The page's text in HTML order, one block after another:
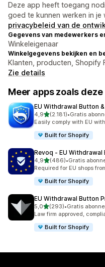
Deze app heeft toegang
goed te kunnen werken in je
privacybeleid van de
Gegevens van medewerkers
Winkeleigenaar
Winkelgegevens bekijken en
Klanten, producten, Shopify
Zie details
Meer apps zoals deze
EU Withdrawal Button
4,9van 5 sterren
(2.181)
2181 recensies in totaal
•Gratis
Easily comply with EU
Built for Shopify
Revoq ‑ EU Withdrawal
4,9van 5 sterren
(486)
486 recensies in totaal
•Gratis
Required for EU shops
Built for Shopify
EU Withdrawal Button
5,0van 5 sterren
(293)
293 recensies in totaal
•Gratis
Law firm approved,
Built for Shopify